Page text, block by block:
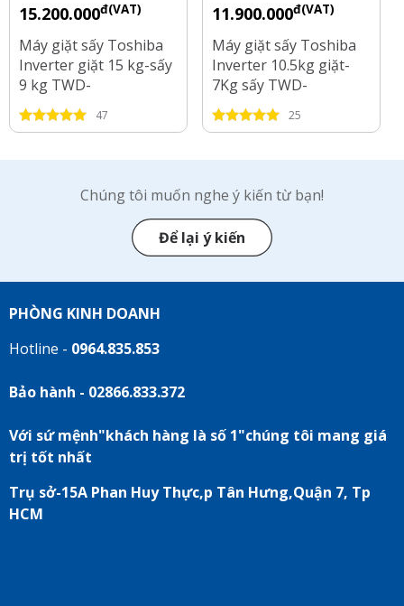
15.200.000đ(VAT)
Máy giặt sấy Toshiba
Inverter giặt 15 kg-sấy
9 kg TWD-
T35BP160MWV(MG)
47
11.900.000đ(VAT)
Máy giặt sấy Toshiba
Inverter 10.5kg giặt-
7Kg sấy TWD-
T27BZP115MWV(MG)
25
Chúng tôi muốn nghe ý kiến từ bạn!
Để lại ý kiến
PHÒNG KINH DOANH
Hotline - 0964.835.853
Bảo hành - 02866.833.372
Với sứ mệnh"khách hàng là số 1"chúng tôi mang giá
trị tốt nhất
Trụ sở-15A Phan Huy Thực,p Tân Hưng,Quận 7, Tp
HCM